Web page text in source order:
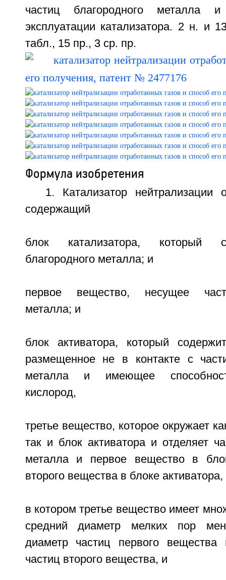
частиц благородного металла
эксплуатации катализатора. 2 н. и
табл., 15 пр., 3 ср. пр.
Формула изобретения
1. Катализатор нейтрализации
содержащий
блок катализатора, который
благородного металла; и
первое вещество, несущее
металла; и
блок активатора, который
размещенное не в контакте с
металла и имеющее
кислород,
третье вещество, которое окружает
так и блок активатора и отделяет
металла и первое вещество в
второго вещества в блоке активатора,
в котором третье вещество имеет
средний диаметр мелких пор
диаметр частиц первого
частиц второго вещества, и